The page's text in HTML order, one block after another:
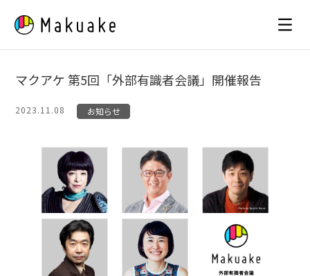
content
マクアケ 第5回「外部有識者会議」開催報告
2023.11.08 お知らせ